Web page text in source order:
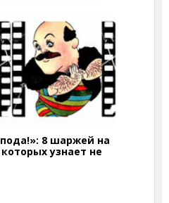
8 шаржей на
узнает не